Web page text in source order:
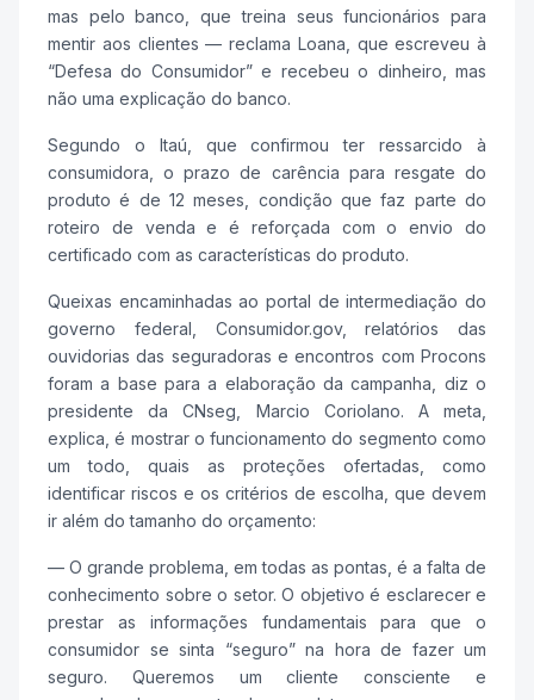
mas pelo banco, que treina seus funcionários para
mentir aos clientes — reclama Loana, que escreveu à
“Defesa do Consumidor” e recebeu o dinheiro, mas
não uma explicação do banco.
Segundo o Itaú, que confirmou ter ressarcido à
consumidora, o prazo de carência para resgate do
produto é de 12 meses, condição que faz parte do
roteiro de venda e é reforçada com o envio do
certificado com as características do produto.
Queixas encaminhadas ao portal de intermediação do
governo federal, Consumidor.gov, relatórios das
ouvidorias das seguradoras e encontros com Procons
foram a base para a elaboração da campanha, diz o
presidente da CNseg, Marcio Coriolano. A meta,
explica, é mostrar o funcionamento do segmento como
um todo, quais as proteções ofertadas, como
identificar riscos e os critérios de escolha, que devem
ir além do tamanho do orçamento:
— O grande problema, em todas as pontas, é a falta de
conhecimento sobre o setor. O objetivo é esclarecer e
prestar as informações fundamentais para que o
consumidor se sinta “seguro” na hora de fazer um
seguro. Queremos um cliente consciente e